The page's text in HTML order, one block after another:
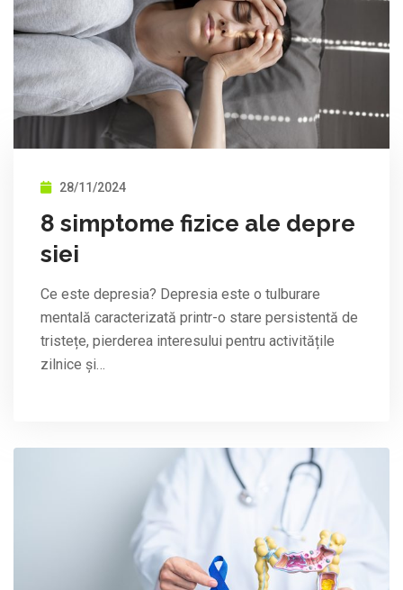
28/11/2024
8 simptome fizice ale depre
siei
Ce este depresia? Depresia este o tulburare
mentală caracterizată printr-o stare persistentă de
tristețe, pierderea interesului pentru activitățile
zilnice și…